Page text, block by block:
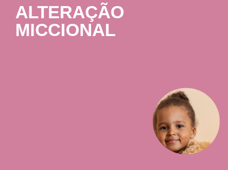
ALTERAÇÃO
MICCIONAL